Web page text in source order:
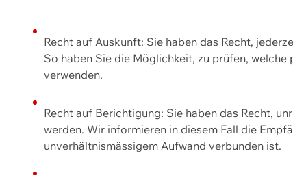
Recht auf Auskunft: Sie haben das Recht,
So haben Sie die Möglichkeit, zu prüfen,
verwenden.
Recht auf Berichtigung: Sie haben das Recht,
werden. Wir informieren in diesem Fall die
unverhältnismässigem Aufwand verbunden ist.